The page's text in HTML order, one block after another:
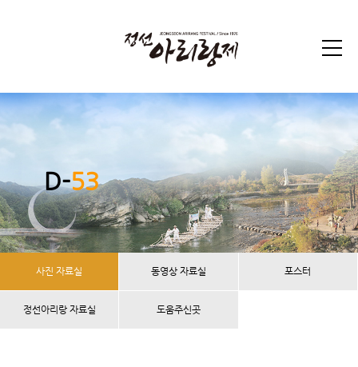
D-53
사진 자료실 동영상 자료실 포스터
정선아리랑 자료실 도움주신곳